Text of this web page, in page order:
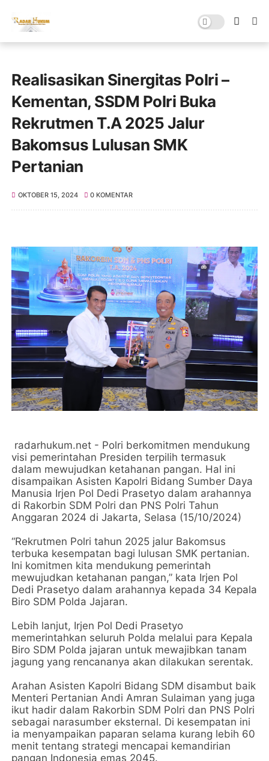
Realisasikan Sinergitas Polri –
Kementan, SSDM Polri Buka
Rekrutmen T.A 2025 Jalur
Bakomsus Lulusan SMK
Pertanian
OKTOBER 15, 2024 0 KOMENTAR
radarhukum.net - Polri berkomitmen mendukung
visi pemerintahan Presiden terpilih termasuk
dalam mewujudkan ketahanan pangan. Hal ini
disampaikan Asisten Kapolri Bidang Sumber Daya
Manusia Irjen Pol Dedi Prasetyo dalam arahannya
di Rakorbin SDM Polri dan PNS Polri Tahun
Anggaran 2024 di Jakarta, Selasa (15/10/2024)
“Rekrutmen Polri tahun 2025 jalur Bakomsus
terbuka kesempatan bagi lulusan SMK pertanian.
Ini komitmen kita mendukung pemerintah
mewujudkan ketahanan pangan,” kata Irjen Pol
Dedi Prasetyo dalam arahannya kepada 34 Kepala
Biro SDM Polda Jajaran.
Lebih lanjut, Irjen Pol Dedi Prasetyo
memerintahkan seluruh Polda melalui para Kepala
Biro SDM Polda jajaran untuk mewajibkan tanam
jagung yang rencananya akan dilakukan serentak.
Arahan Asisten Kapolri Bidang SDM disambut baik
Menteri Pertanian Andi Amran Sulaiman yang juga
ikut hadir dalam Rakorbin SDM Polri dan PNS Polri
sebagai narasumber eksternal. Di kesempatan ini
ia menyampaikan paparan selama kurang lebih 60
menit tentang strategi mencapai kemandirian
pangan Indonesia emas 2045.